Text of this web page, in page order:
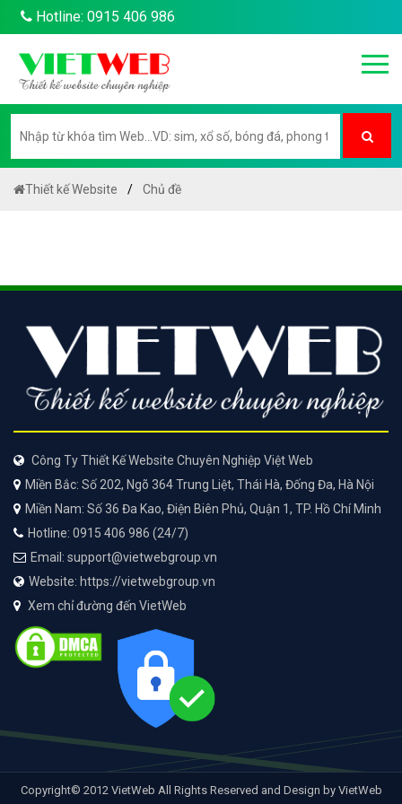
Hotline: 0915 406 986
Thiết kế Website Chủ đề
Công Ty Thiết Kế Website Chuyên Nghiệp Việt Web
Miền Bắc: Số 202, Ngõ 364 Trung Liệt, Thái Hà, Đống Đa, Hà Nội
Miền Nam: Số 36 Đa Kao, Điện Biên Phủ, Quận 1, TP. Hồ Chí Minh
Hotline: 0915 406 986 (24/7)
Email: support@vietwebgroup.vn
Website: https://vietwebgroup.vn
Xem chỉ đường đến VietWeb
Copyright© 2012 VietWeb All Rights Reserved and Design by VietWeb